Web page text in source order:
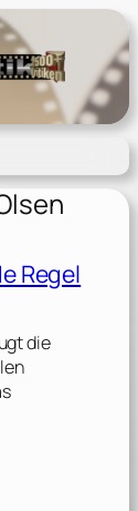
Regel
die